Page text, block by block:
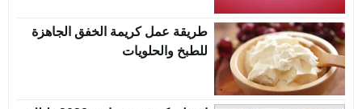
طريقة عمل كريمة الخفق الجاهزة
للطبخ والحلويات